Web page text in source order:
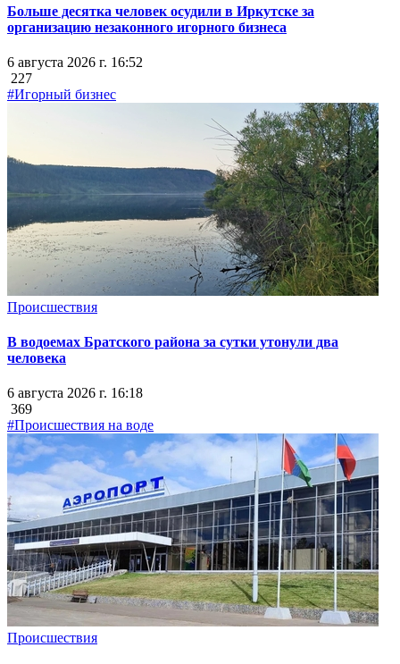
Больше десятка человек осудили в Иркутске за
организацию незаконного игорного бизнеса
6 августа 2026 г. 16:52
227
#Игорный бизнес
Происшествия
В водоемах Братского района за сутки утонули два
человека
6 августа 2026 г. 16:18
369
#Происшествия на воде
Происшествия